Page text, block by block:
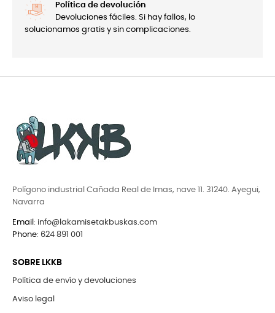
Política de devolución
Devoluciones fáciles. Si hay fallos, lo
solucionamos gratis y sin complicaciones.
Polígono industrial Cañada Real de Imas, nave 11. 31240. Ayegui,
Navarra
Email : info@lakamisetakbuskas.com
Phone: 624 891 001
SOBRE LKKB
Política de envío y devoluciones
Aviso legal